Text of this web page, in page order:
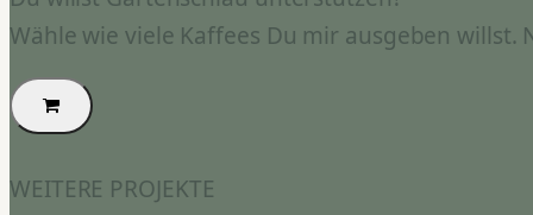
Wähle wie viele Kaffees Du mir ausgeben
WEITERE PROJEKTE